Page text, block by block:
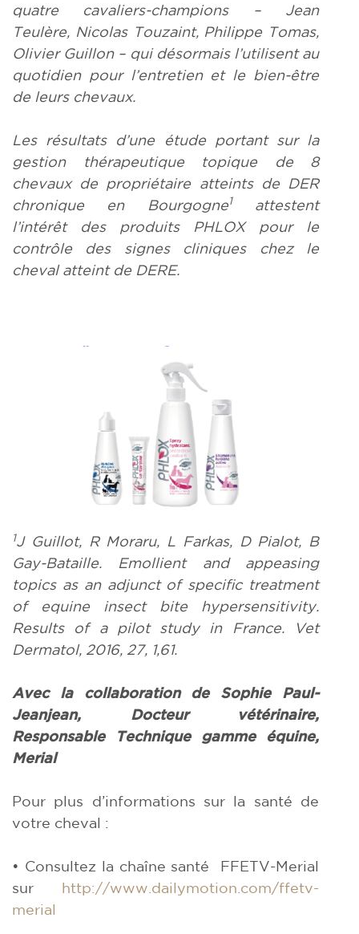
quatre cavaliers-champions – Jean
Teulère, Nicolas Touzaint, Philippe Tomas,
Olivier Guillon – qui désormais l’utilisent au
quotidien pour l’entretien et le bien-être
de leurs chevaux.
Les résultats d’une étude portant sur la
gestion thérapeutique topique de 8
chevaux de propriétaire atteints de DER
chronique en Bourgogne1
attestent
l’intérêt des produits PHLOX pour le
contrôle des signes cliniques chez le
cheval atteint de DERE.
1J Guillot, R Moraru, L Farkas, D Pialot, B
Gay-Bataille. Emollient and appeasing
topics as an adjunct of specific treatment
of equine insect bite hypersensitivity.
Results of a pilot study in France. Vet
Dermatol, 2016, 27, 1,61.
Avec la collaboration de Sophie Paul-
Jeanjean, Docteur vétérinaire,
Responsable Technique gamme équine,
Merial
Pour plus d’informations sur la santé de
votre cheval :
• Consultez la chaîne santé FFETV-Merial
sur http://www.dailymotion.com/ffetv-
merial